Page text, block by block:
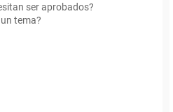
ser aprobados?
tema?